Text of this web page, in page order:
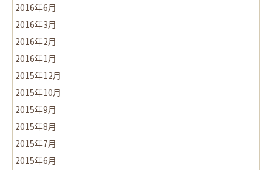
2016年6月
2016年3月
2016年2月
2016年1月
2015年12月
2015年10月
2015年9月
2015年8月
2015年7月
2015年6月